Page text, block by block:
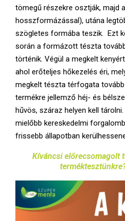
tömegű részekre osztják, majd
hosszformázással), utána
szögletes formába teszik. Ezt
során a formázott tészta
történik. Végül a megkelt
ahol erőteljes hőkezelés éri,
megkelt tészta térfogata
termékre jellemző héj- és
hűvös, száraz helyen kell
mielőbb kereskedelmi
frissebb állapotban
Kíváncsi előrecsomagolt